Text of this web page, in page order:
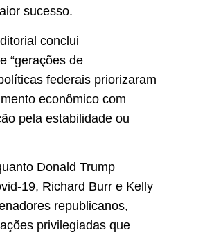
sucesso.
conclui
“gerações de
federais priorizaram
econômico com
pela estabilidade ou
Donald Trump
19, Richard Burr e Kelly
republicanos,
privilegiadas que